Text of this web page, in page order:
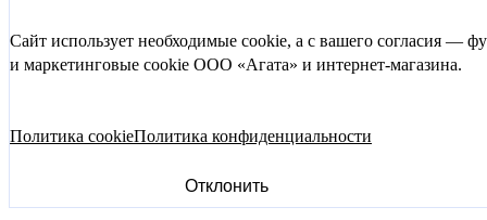
Сайт использует необходимые cookie, а с вашего согласия —
и маркетинговые cookie ООО «Агата» и интернет-магазина.
Политика cookieПолитика конфиденциальности
Отклонить